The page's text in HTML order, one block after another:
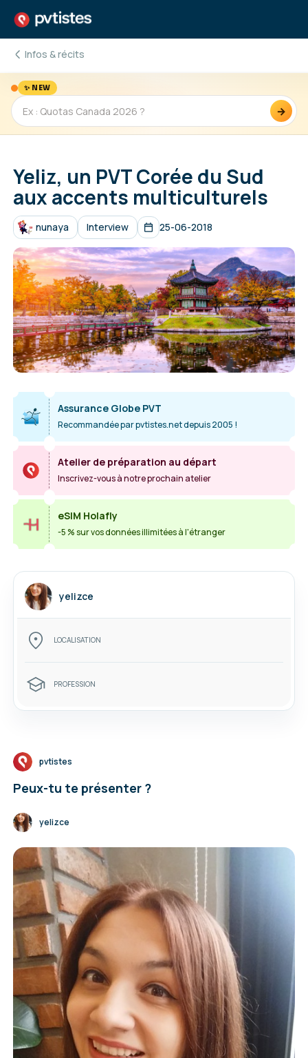
Infos & récits
✨ NEW
→
Yeliz, un PVT Corée du Sud
aux accents multiculturels
nunaya Interview 25-06-2018
Assurance Globe PVT
Recommandée par pvtistes.net depuis 2005 !
Atelier de préparation au départ
Inscrivez-vous à notre prochain atelier
eSIM Holafly
-5 % sur vos données illimitées à l'étranger
yelizce
LOCALISATION
PROFESSION
pvtistes
Peux-tu te présenter ?
yelizce